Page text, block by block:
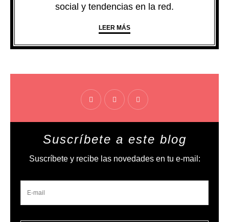
social y tendencias en la red.
LEER MÁS
Suscríbete a este blog
Suscríbete y recibe las novedades en tu e-mail: